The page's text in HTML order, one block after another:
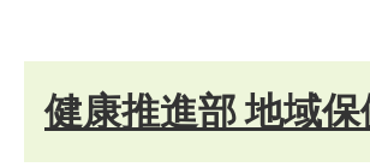
健康推進部 地域